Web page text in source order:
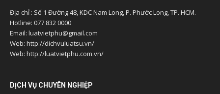
Địa chỉ : Số 1 Đường 48, KDC Nam Long, P. Phước Long, TP. HCM.
Hotline: 077 832 0000
Email: luatvietphu@gmail.com
Web: http://dichvuluatsu.vn/
Web: http://luatvietphu.com.vn/
DỊCH VỤ CHUYÊN NGHIỆP